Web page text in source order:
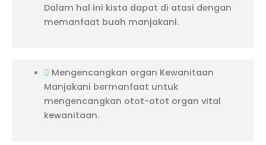
Dalam hal ini kista dapat di atasi dengan
memanfaat buah manjakani.
Mengencangkan organ Kewanitaan
Manjakani bermanfaat untuk
mengencangkan otot-otot organ vital
kewanitaan.